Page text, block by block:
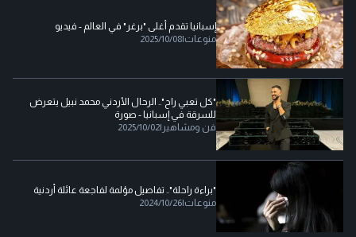
إسبانيا تقدم أغلى "برغر" في العالم - فيديو
منوعات|
2025/10/08
"كل تعبي راح".. الرحال الأردني محمد نبيل يتعرض
للسرقة في إسبانيا - صورة
فن ومشاهير |
2025/10/02
"براءة راحلة".. تفاصيل مؤلمة لفاجعة عائلة أردنية
منوعات|
2024/10/26